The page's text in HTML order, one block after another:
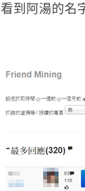
看到阿湯的名